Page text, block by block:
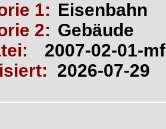
1: Eisenbahn
2: Gebäude
2007-02-01-
2026-07-29